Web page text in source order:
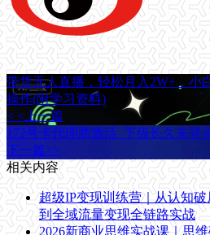
带货无人直播，轻松月入2W+，小
操作(附学习资料)
< <上一篇
172号卡代理商激活_下级长久未登
下一篇>>
相关内容
超级IP变现训练营｜从认知
到全域流量变现全链路实战
2026新商业思维实战课｜思